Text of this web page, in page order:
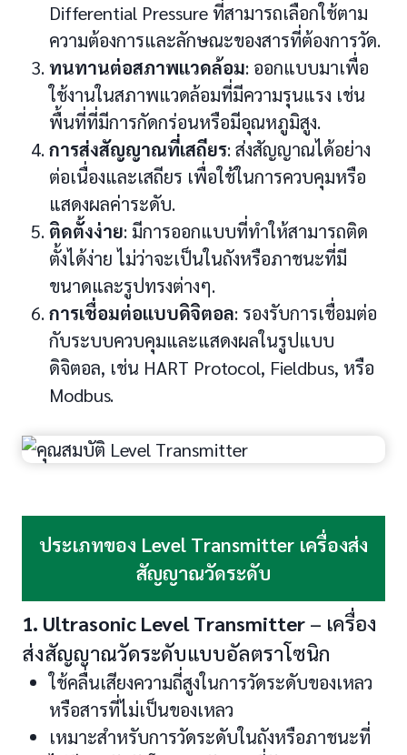
Differential Pressure ที่สามารถเลือกใช้ตาม
ความต้องการและลักษณะของสารที่ต้องการวัด.
ทนทานต่อสภาพแวดล้อม: ออกแบบมาเพื่อ
ใช้งานในสภาพแวดล้อมที่มีความรุนแรง เช่น
พื้นที่ที่มีการกัดกร่อนหรือมีอุณหภูมิสูง.
การส่งสัญญาณที่เสถียร: ส่งสัญญาณได้อย่าง
ต่อเนื่องและเสถียร เพื่อใช้ในการควบคุมหรือ
แสดงผลค่าระดับ.
ติดตั้งง่าย: มีการออกแบบที่ทำให้สามารถติด
ตั้งได้ง่าย ไม่ว่าจะเป็นในถังหรือภาชนะที่มี
ขนาดและรูปทรงต่างๆ.
การเชื่อมต่อแบบดิจิตอล: รองรับการเชื่อมต่อ
กับระบบควบคุมและแสดงผลในรูปแบบ
ดิจิตอล, เช่น HART Protocol, Fieldbus, หรือ
Modbus.
ประเภทของ Level Transmitter เครื่องส่ง
สัญญาณวัดระดับ
1. Ultrasonic Level Transmitter – เครื่อง
ส่งสัญญาณวัดระดับแบบอัลตราโซนิก
ใช้คลื่นเสียงความถี่สูงในการวัดระดับของเหลว
หรือสารที่ไม่เป็นของเหลว
เหมาะสำหรับการวัดระดับในถังหรือภาชนะที่